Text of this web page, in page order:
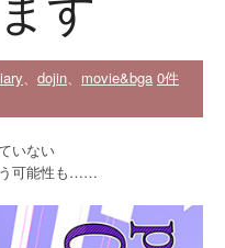
、 dojin、 movie&bga 0件
いない
う可能性も……